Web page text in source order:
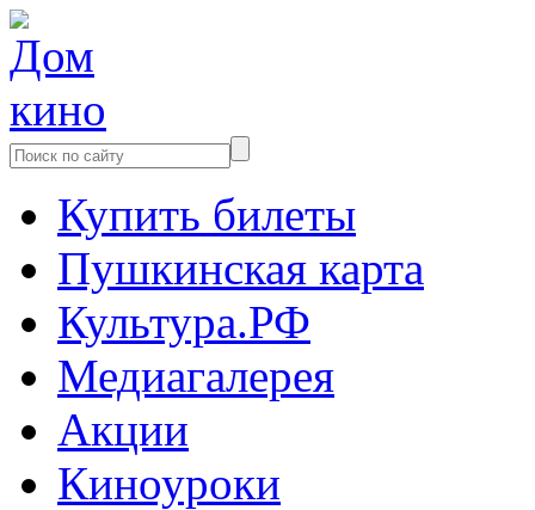
Купить билеты
Пушкинская карта
Культура.РФ
Медиагалерея
Акции
Киноуроки